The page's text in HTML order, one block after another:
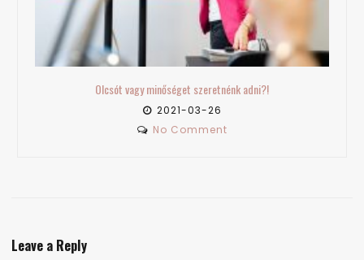
Olcsót vagy minőséget szeretnénk adni?!
2021-03-26
No Comment
Leave a Reply